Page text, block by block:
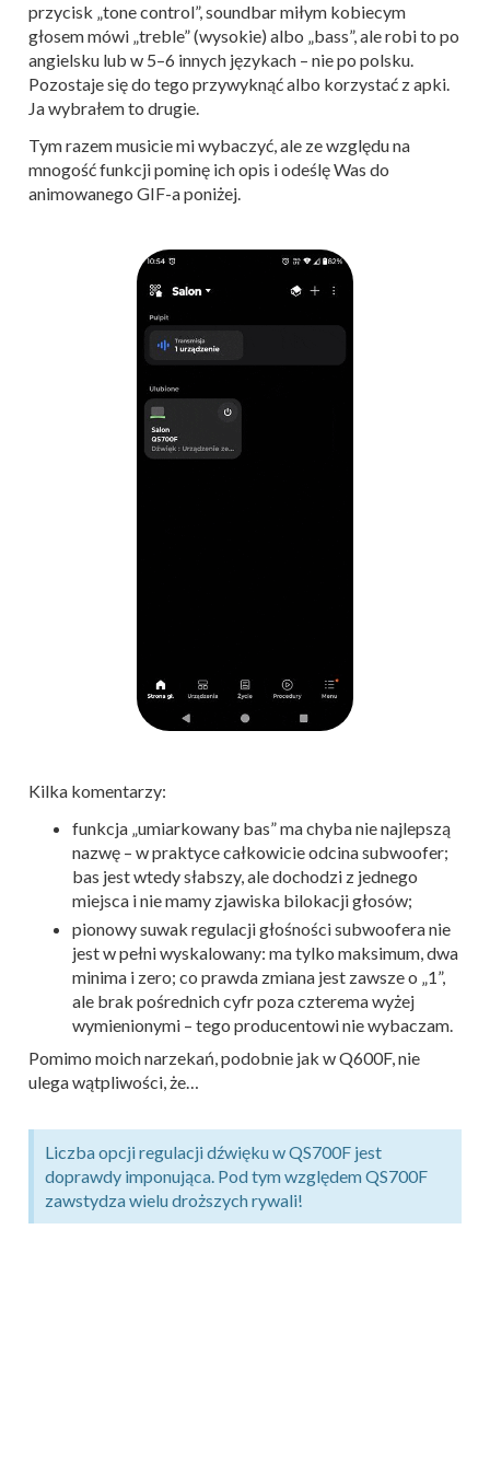
przycisk „tone control”, soundbar miłym kobiecym
głosem mówi „treble” (wysokie) albo „bass”, ale robi to po
angielsku lub w 5–6 innych językach – nie po polsku.
Pozostaje się do tego przywyknąć albo korzystać z apki.
Ja wybrałem to drugie.
Tym razem musicie mi wybaczyć, ale ze względu na
mnogość funkcji pominę ich opis i odeślę Was do
animowanego GIF-a poniżej.
Kilka komentarzy:
funkcja „umiarkowany bas” ma chyba nie najlepszą
nazwę – w praktyce całkowicie odcina subwoofer;
bas jest wtedy słabszy, ale dochodzi z jednego
miejsca i nie mamy zjawiska bilokacji głosów;
pionowy suwak regulacji głośności subwoofera nie
jest w pełni wyskalowany: ma tylko maksimum, dwa
minima i zero; co prawda zmiana jest zawsze o „1”,
ale brak pośrednich cyfr poza czterema wyżej
wymienionymi – tego producentowi nie wybaczam.
Pomimo moich narzekań, podobnie jak w Q600F, nie
ulega wątpliwości, że…
Liczba opcji regulacji dźwięku w QS700F jest
doprawdy imponująca. Pod tym względem QS700F
zawstydza wielu droższych rywali!